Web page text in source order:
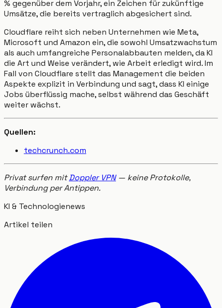
% gegenüber dem Vorjahr, ein Zeichen für zukünftige
Umsätze, die bereits vertraglich abgesichert sind.
Cloudflare reiht sich neben Unternehmen wie Meta,
Microsoft und Amazon ein, die sowohl Umsatzwachstum
als auch umfangreiche Personalabbauten melden, da KI
die Art und Weise verändert, wie Arbeit erledigt wird. Im
Fall von Cloudflare stellt das Management die beiden
Aspekte explizit in Verbindung und sagt, dass KI einige
Jobs überflüssig mache, selbst während das Geschäft
weiter wächst.
Quellen:
techcrunch.com
Privat surfen mitDoppler VPN— keine Protokolle,
Verbindung per Antippen.
KI & Technologienews
Artikel teilen